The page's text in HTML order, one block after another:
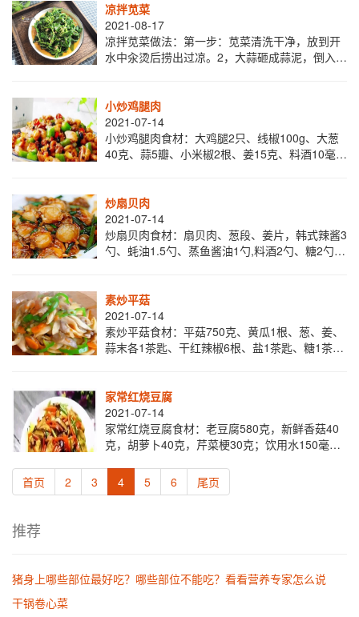
凉拌苋菜
2021-08-17
凉拌苋菜做法：第一步：苋菜清洗干净，放到开
水中汆烫后捞出过凉。2，大蒜砸成蒜泥，倒入碗
小炒鸡腿肉
2021-07-14
小炒鸡腿肉食材：大鸡腿2只、线椒100g、大葱
40克、蒜5瓣、小米椒2根、姜15克、料酒10毫
炒扇贝肉
2021-07-14
炒扇贝肉食材：扇贝肉、葱段、姜片，韩式辣酱3
勺、蚝油1.5勺、蒸鱼酱油1勺,料酒2勺、糖2勺和
素炒平菇
2021-07-14
素炒平菇食材：平菇750克、黄瓜1根、葱、姜、
蒜末各1茶匙、干红辣椒6根、盐1茶匙、糖1茶
家常红烧豆腐
2021-07-14
家常红烧豆腐食材：老豆腐580克，新鲜香菇40
克，胡萝卜40克，芹菜梗30克；饮用水150毫升
点），盐1茶匙，植物油2大汤匙1、
首页 2 3 4 5 6 尾页
推荐
猪身上哪些部位最好吃？哪些部位不能吃？看看营养专家怎么说
干锅卷心菜